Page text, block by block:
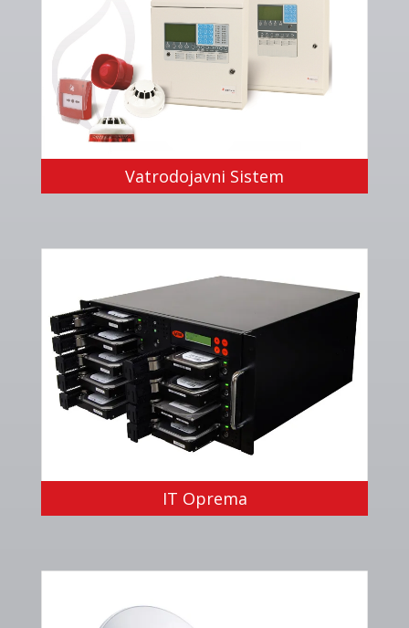
Vatrodojavni Sistem
IT Oprema